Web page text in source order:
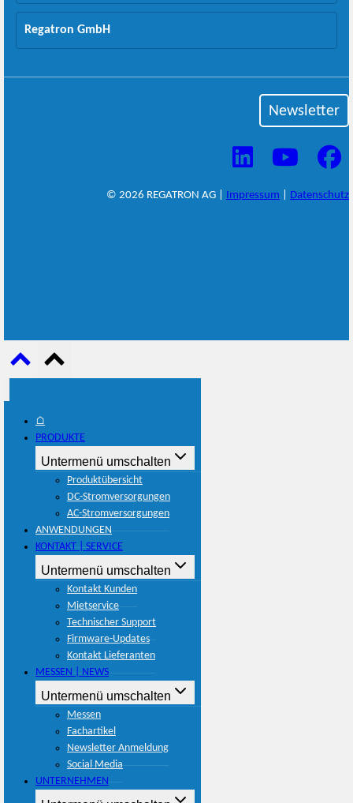
Regatron GmbH
Newsletter
© 2026 REGATRON AG | Impressum Datenschutz
⌂
PRODUKTE
Untermenü umschalten
Produktübersicht
DC-Stromversorgungen
AC-Stromversorgungen
ANWENDUNGEN
KONTAKT | SERVICE
Untermenü umschalten
Kontakt Kunden
Mietservice
Technischer Support
Firmware-Updates
Kontakt Lieferanten
MESSEN | NEWS
Untermenü umschalten
Messen
Fachartikel
Newsletter Anmeldung
Social Media
UNTERNEHMEN